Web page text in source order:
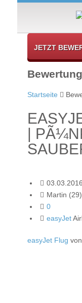
JETZT
Startseite
|
03.03.2016
Martin
0
easyJet
easyJet Flug von